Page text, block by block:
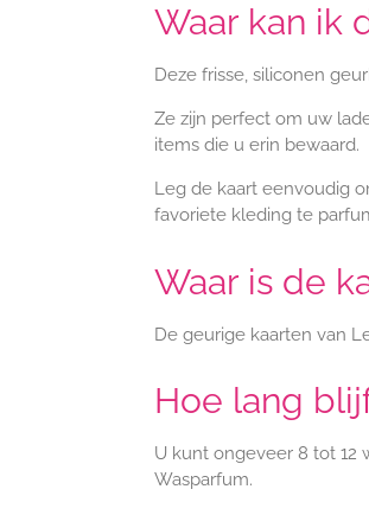
Waar kan ik
Deze frisse, siliconen
Ze zijn perfect om uw
items die u erin bewaard.
Leg de kaart eenvoudig
favoriete kleding te
Waar is de
De geurige kaarten van
Hoe lang
U kunt ongeveer 8 tot 12
Wasparfum.